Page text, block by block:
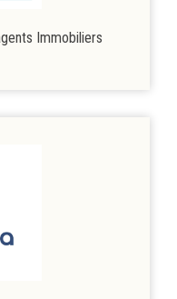
Immobiliers